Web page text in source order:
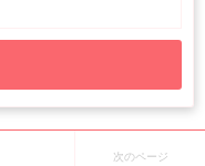
次のページ